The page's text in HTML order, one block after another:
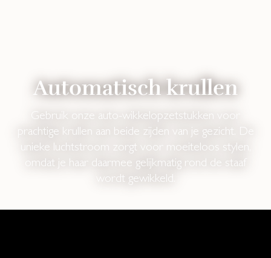
Automatisch krullen
Gebruik onze auto-wikkelopzetstukken voor
prachtige krullen aan beide zijden van je gezicht. De
unieke luchtstroom zorgt voor moeiteloos stylen,
omdat je haar daarmee gelijkmatig rond de staaf
wordt gewikkeld.